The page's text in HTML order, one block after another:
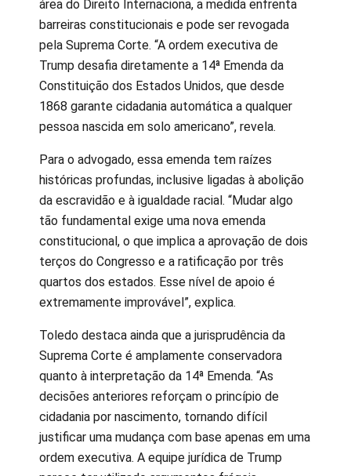
área do Direito Internaciona, a medida enfrenta
barreiras constitucionais e pode ser revogada
pela Suprema Corte. “A ordem executiva de
Trump desafia diretamente a 14ª Emenda da
Constituição dos Estados Unidos, que desde
1868 garante cidadania automática a qualquer
pessoa nascida em solo americano”, revela.
Para o advogado, essa emenda tem raízes
históricas profundas, inclusive ligadas à abolição
da escravidão e à igualdade racial. “Mudar algo
tão fundamental exige uma nova emenda
constitucional, o que implica a aprovação de dois
terços do Congresso e a ratificação por três
quartos dos estados. Esse nível de apoio é
extremamente improvável”, explica.
Toledo destaca ainda que a jurisprudência da
Suprema Corte é amplamente conservadora
quanto à interpretação da 14ª Emenda. “As
decisões anteriores reforçam o princípio de
cidadania por nascimento, tornando difícil
justificar uma mudança com base apenas em uma
ordem executiva. A equipe jurídica de Trump